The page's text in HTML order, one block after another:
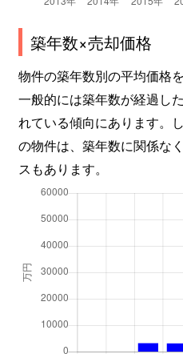
築年数×売却価格
物件の築年数別の平均価格
一般的には築年数が経過し
れている傾向にあります。
の物件は、築年数に関係な
スもあります。